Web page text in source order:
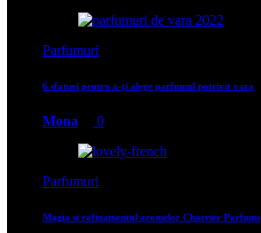
Parfumuri
6 sfaturi pentru a-ți alege parfumul potrivit vara
Mona 0
Parfumuri
Magia si rafinamentul aromelor Charrier Parfums